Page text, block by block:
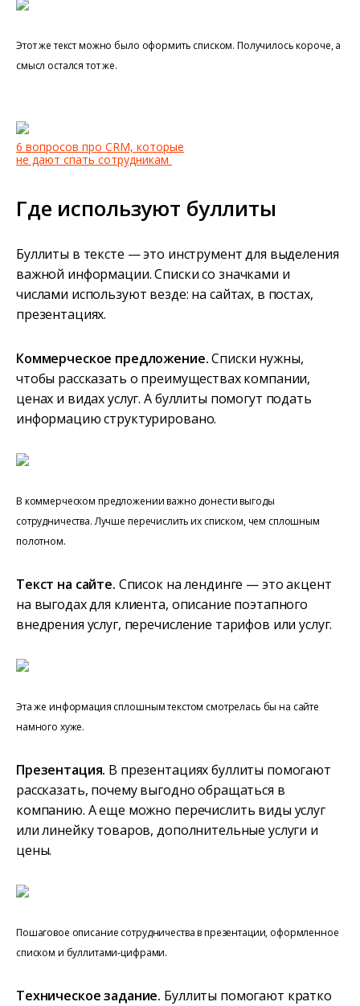
Этот же текст можно было оформить списком. Получилось короче, а
смысл остался тот же.
6 вопросов про CRM, которые
не дают спать сотрудникам
Где используют буллиты
Буллиты в тексте — это инструмент для выделения
важной информации. Списки со значками и
числами используют везде: на сайтах, в постах,
презентациях.
Коммерческое предложение.Списки нужны,
чтобы рассказать о преимуществах компании,
ценах и видах услуг. А буллиты помогут подать
информацию структурировано.
В коммерческом предложении важно донести выгоды
сотрудничества. Лучше перечислить их списком, чем сплошным
полотном.
Текст на сайте. Список на лендинге — это акцент
на выгодах для клиента, описание поэтапного
внедрения услуг, перечисление тарифов или услуг.
Эта же информация сплошным текстом смотрелась бы на сайте
намного хуже.
Презентация. В презентациях буллиты помогают
рассказать, почему выгодно обращаться в
компанию. А еще можно перечислить виды услуг
или линейку товаров, дополнительные услуги и
цены.
Пошаговое описание сотрудничества в презентации, оформленное
списком и буллитами-цифрами.
Техническое задание. Буллиты помогают кратко